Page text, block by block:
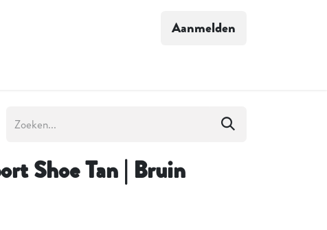
Aanmelden
Shoe Tan | Bruin